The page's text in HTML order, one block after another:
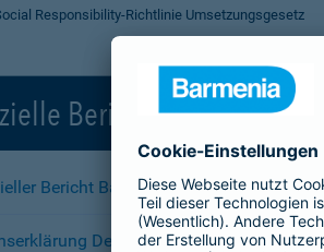
Responsibility-Richtlinie Umsetzungsgesetz
Berichte 2021 (nach
Bericht Barmenia-Konzern (PDF)
Deutscher